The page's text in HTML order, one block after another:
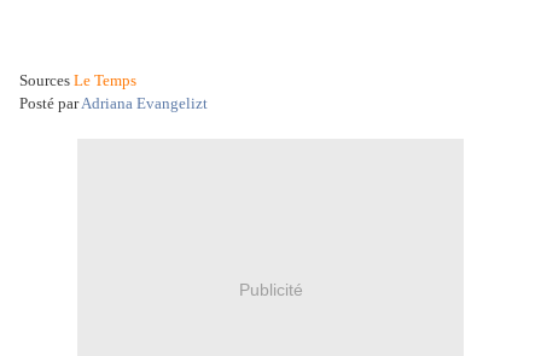
Sources Le Temps
Posté parAdriana Evangelizt
Publicité